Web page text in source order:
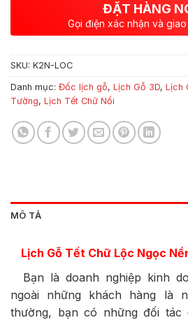
ĐẶT HÀNG
Gọi điện xác nhận và
SKU: K2N-LOC
Danh mục: Đốc lịch gỗ, Lịch Gỗ 3D, Lịch
Tường, Lịch Tết Chữ Nổi
MÔ TẢ
Lịch Gỗ Tết Chữ Lộc Ngọc
Bạn là doanh nghiệp kinh
ngoài những khách hàng là
thường, bạn có những đối tác